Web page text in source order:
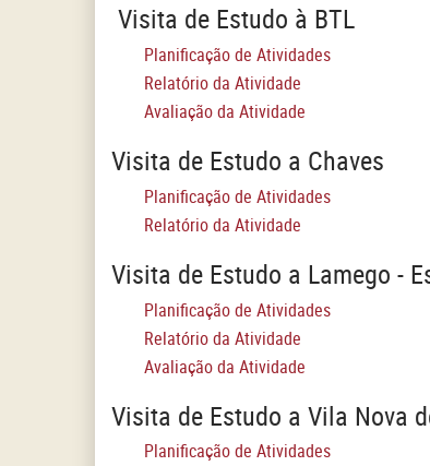
Visita de Estudo à BTL
Planificação de Atividades
Relatório da Atividade
Avaliação da Atividade
Visita de Estudo a Chaves
Planificação de Atividades
Relatório da Atividade
Visita de Estudo a Lamego -
Planificação de Atividades
Relatório da Atividade
Avaliação da Atividade
Visita de Estudo a Vila Nova
Planificação de Atividades